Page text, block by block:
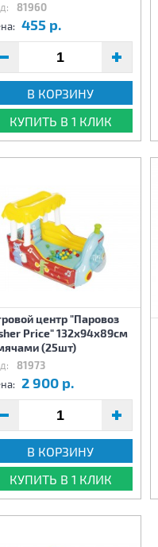
81960
455 р.
В КОРЗИНУ
КУПИТЬ В 1 КЛИК
центр "Паровоз
Price" 132x94x89см
(25шт)
81973
2 900 р.
В КОРЗИНУ
КУПИТЬ В 1 КЛИК